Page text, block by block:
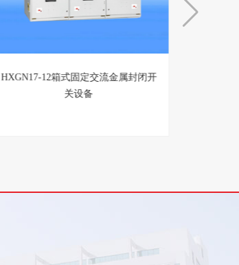
HXGN17-12箱式固定交流金属封闭开
关设备